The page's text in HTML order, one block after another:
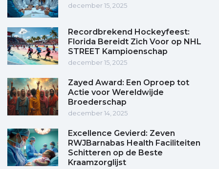
december 15, 2025
Recordbrekend Hockeyfeest:
Florida Bereidt Zich Voor op NHL
STREET Kampioenschap
december 15, 2025
Zayed Award: Een Oproep tot
Actie voor Wereldwijde
Broederschap
december 14, 2025
Excellence Gevierd: Zeven
RWJBarnabas Health Faciliteiten
Schitteren op de Beste
Kraamzorglijst